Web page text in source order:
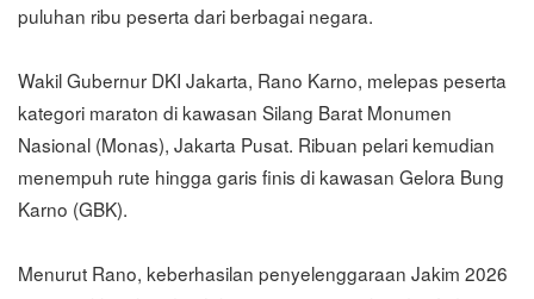
puluhan ribu peserta dari berbagai negara.
Wakil Gubernur DKI Jakarta, Rano Karno, melepas peserta
kategori maraton di kawasan Silang Barat Monumen
Nasional (Monas), Jakarta Pusat. Ribuan pelari kemudian
menempuh rute hingga garis finis di kawasan Gelora Bung
Karno (GBK).
Menurut Rano, keberhasilan penyelenggaraan Jakim 2026